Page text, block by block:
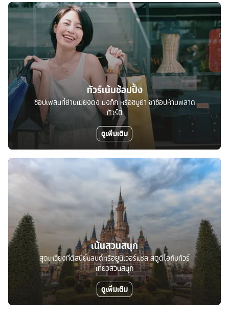
ทัวร์เน้นช้อปปิ้ง
ช้อปเพลินที่ย่านเมียงดง มงก๊ก หรือชิบูย่า ขาช้อปห้ามพลาด
ทัวร์นี้
ดูเพิ่มเติม
เน้นสวนสนุก
สุดเหวี่ยงที่ดิสนีย์แลนด์หรือยูนิเวอร์แซล สตูดิโอกับทัวร์
เที่ยวสวนสนุก
ดูเพิ่มเติม